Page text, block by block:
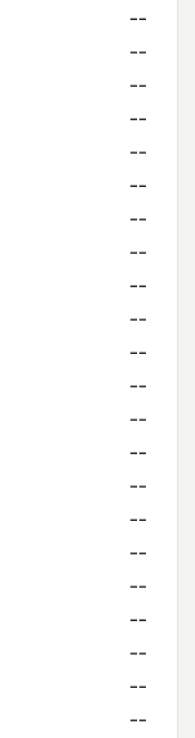
--
--
--
--
--
--
--
--
--
--
--
--
--
--
--
--
--
--
--
--
--
--